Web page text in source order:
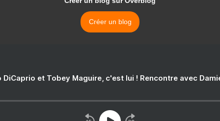
Créer un blog
DiCaprio et Tobey Maguire, c'est lui ! Rencontre avec